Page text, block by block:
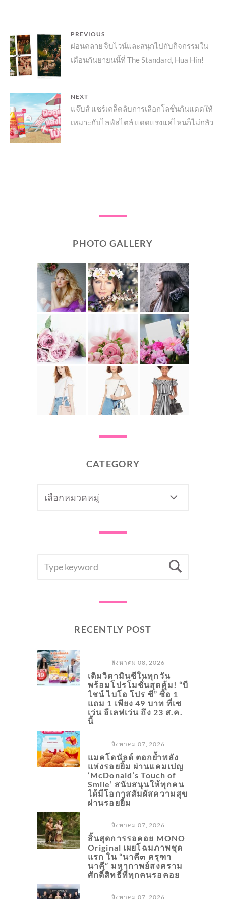
แนะแนว
เรื่อง
PREVIOUS
Previous
post:
ผ่อนคลาย จิบไวน์และสนุกไปกับกิจกรรมใน
เดือนกันยายนนี้ที่ The Standard, Hua Hin!
NEXT
Next
post:
แจ๊บส์ แชร์เคล็ดลับการเลือกโลชั่นกันแดดให้
เหมาะกับไลฟ์สไตล์ แดดแรงแค่ไหนก็ไม่กลัว
PHOTO GALLERY
CATEGORY
FOR:
RECENTLY POST
สิงหาคม 08, 2026
เติมวิตามินซีในทุกวัน
พร้อมโปรโมชั่นสุดคุ้ม! “บี
ไชน์ ไบโอ โปร ซี” ซื้อ 1
แถม 1 เพียง 49 บาท ที่เซ
เว่น อีเลฟเว่น ถึง 23 ส.ค.
นี้
สิงหาคม 07, 2026
แมคโดนัลด์ ตอกย้ำพลัง
แห่งรอยยิ้ม ผ่านแคมเปญ
‘McDonald’s Touch of
Smile’ สนับสนุนให้ทุกคน
ได้มีโอกาสสัมผัสความสุข
ผ่านรอยยิ้ม
สิงหาคม 07, 2026
สิ้นสุดการรอคอย MONO
Original เผยโฉมภาพชุด
แรก ใน “นาคี๓ ครุฑา
นาคี” มหากาพย์สงคราม
ศักดิ์สิทธิ์ที่ทุกคนรอคอย
สิงหาคม 07, 2026